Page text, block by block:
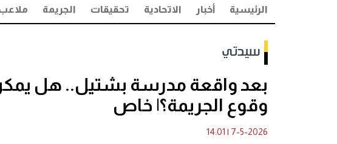
الرئيسية أخبار الاتحادية تحقيقات الجريمة
سيدتي
بعد واقعة مدرسة بشتيل.. هل
وقوع الجريمة؟| خاص
7-5-2026
|
14:01